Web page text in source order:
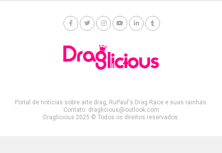
Portal de notícias sobre arte drag, RuPaul's Drag Race e suas rainhas.
Contato: draglicious@outlook.com
Draglicious 2025 © Todos os direitos reservados.